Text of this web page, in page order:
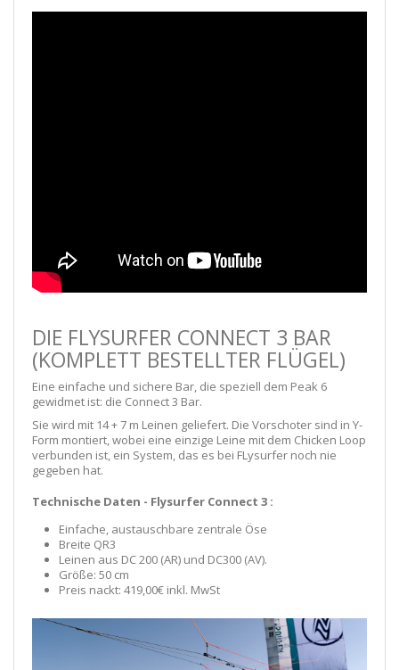
DIE FLYSURFER CONNECT 3 BAR
(KOMPLETT BESTELLTER FLÜGEL)
Eine einfache und sichere Bar, die speziell dem Peak 6
gewidmet ist: die Connect 3 Bar.
Sie wird mit 14 + 7 m Leinen geliefert. Die Vorschoter sind in Y-
Form montiert, wobei eine einzige Leine mit dem Chicken Loop
verbunden ist, ein System, das es bei FLysurfer noch nie
gegeben hat.
Technische Daten - Flysurfer Connect 3 :
Einfache, austauschbare zentrale Öse
Breite QR3
Leinen aus DC 200 (AR) und DC300 (AV).
Größe: 50 cm
Preis nackt: 419,00€ inkl. MwSt